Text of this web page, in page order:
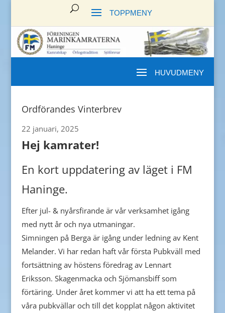
Ordförandes Vinterbrev
22 januari, 2025
Hej kamrater!
En kort uppdatering av läget i FM
Haninge.
Efter jul- & nyårsfirande är vår verksamhet igång
med nytt år och nya utmaningar.
Simningen på Berga är igång under ledning av Kent
Melander. Vi har redan haft vår första Pubkväll med
fortsättning av höstens föredrag av Lennart
Eriksson. Skagenmacka och Sjömansbiff som
förtäring. Under året kommer vi att ha ett tema på
våra pubkvällar och till det kopplat någon aktivitet